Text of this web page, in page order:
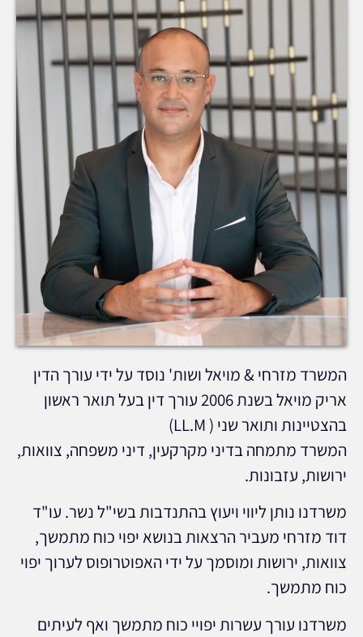
המשרד מזרחי & מויאל ושות' נוסד על ידי עורך הדין
אריק מויאל בשנת 2006 עורך דין בעל תואר ראשון
בהצטיינות ותואר שני ( LL.M)
המשרד מתמחה בדיני מקרקעין, דיני משפחה, צוואות,
ירושות, עזבונות.
משרדנו נותן ליווי ויעוץ בהתנדבות בשי"ל נשר. עו"ד
דוד מזרחי מעביר הרצאות בנושא יפוי כוח מתמשך,
צוואות, ירושות ומוסמך על ידי האפוטרופוס לערוך יפוי
כוח מתמשך.
משרדנו עורך עשרות יפויי כוח מתמשך ואף לעיתים